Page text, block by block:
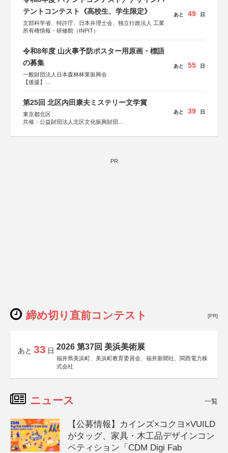
テントコンテスト《高校生、学生限定》
文部科学省、特許庁、日本弁理士会、独立行政法人 工業
所有権情報・研修館（INPIT）
あと 49 日
令和8年度 山火事予防ポスター用原画・標語
の募集
一般財団法人日本森林林業振興会
【後援】
会、森林火災対策協会
あと 55 日
第25回 北区内田康夫ミステリー文学賞
東京都北区
共催：公益財団法人北区文化振興財団
協賛：株式会社実業之日本社
あと 39 日
PR
締め切り直前コンテスト [PR]
あと 33 日 2026 第37回 美浜美術展
福井県美浜町、美浜町教育委員会、福井新聞社、関西電力株
式会社
ニュース 一覧
【公募情報】カインズ×コクヨ×VUILD
がタッグ、家具・木工品デザインコン
ペティション「CDM Digi Fab